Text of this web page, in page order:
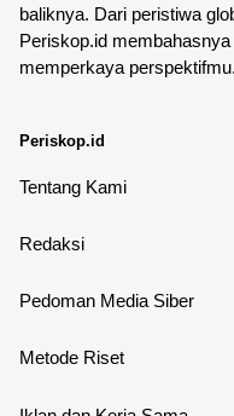
baliknya. Dari peristiwa
Periskop.id
memperkaya perspektifmu.
Periskop.id
Tentang Kami
Redaksi
Pedoman Media Siber
Metode Riset